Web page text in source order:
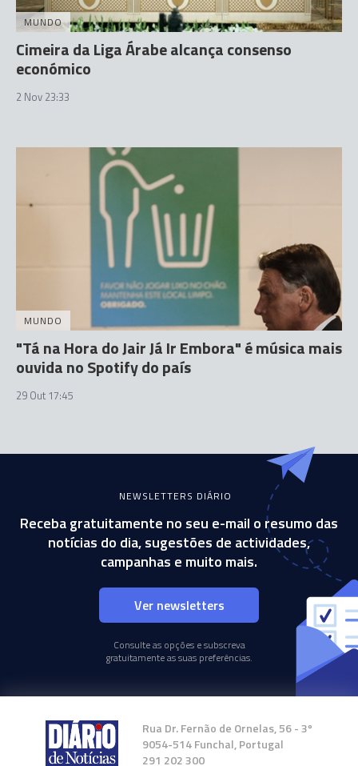
MUNDO
Cimeira da Liga Árabe alcança consenso
económico
2 Nov 23:33
MUNDO
"Tá na Hora do Jair Já Ir Embora" é música mais
ouvida no Spotify do país
29 Out 17:45
NEWSLETTERS DIÁRIO
Receba gratuitamente no seu e-mail o resumo das
notícias do dia, sugestões de actividades,
campanhas e muito mais.
Ver newsletters
Consulte as opções e subscreva
gratuitamente as suas preferências.
Rua Dr. Fernão de Ornelas, 56 - 3º
9054-514 Funchal, Portugal
291 202 300